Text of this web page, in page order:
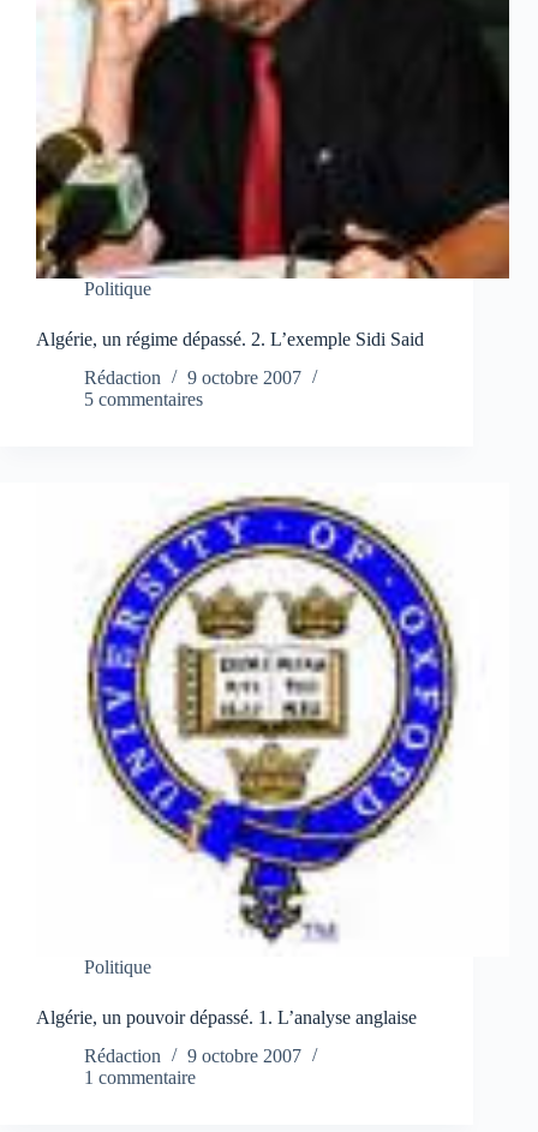
Politique
Algérie, un régime dépassé. 2. L’exemple Sidi Said
Rédaction
9 octobre 2007
5 commentaires
Politique
Algérie, un pouvoir dépassé. 1. L’analyse anglaise
Rédaction
9 octobre 2007
1 commentaire